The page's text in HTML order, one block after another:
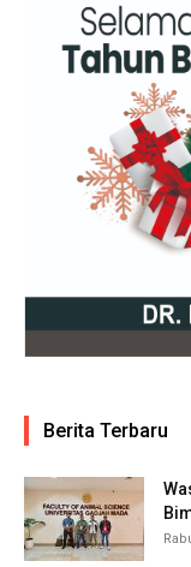
Berita Terbaru